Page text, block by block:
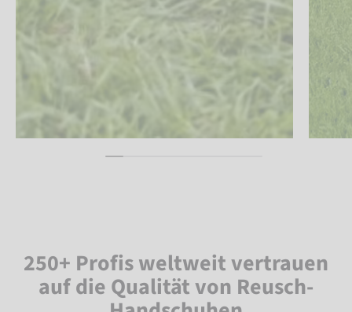
250+ Profis weltweit vertrauen
auf die Qualität von Reusch-